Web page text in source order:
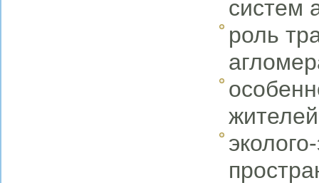
систем
роль